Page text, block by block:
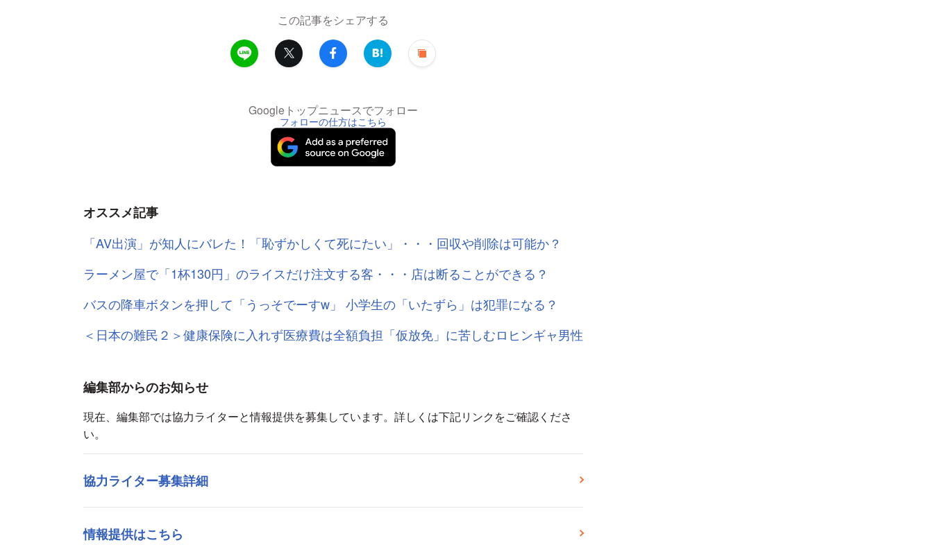
この記事をシェアする
Googleトップニュースでフォロー
フォローの仕方はこちら
オススメ記事
「AV出演」が知人にバレた！「恥ずかしくて死にたい」・・・回収や削除は可能か？
ラーメン屋で「1杯130円」のライスだけ注文する客・・・店は断ることができる？
バスの降車ボタンを押して「うっそでーすw」 小学生の「いたずら」は犯罪になる？
＜日本の難民２＞健康保険に入れず医療費は全額負担「仮放免」に苦しむロヒンギャ男性
編集部からのお知らせ
現在、編集部では協力ライターと情報提供を募集しています。詳しくは下記リンクをご確認くださ
い。
協力ライター募集詳細
情報提供はこちら